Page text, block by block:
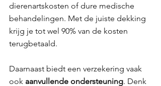
dierenartskosten of dure medische
behandelingen. Met de juiste dekking
krijg je tot wel 90% van de kosten
terugbetaald.
Daarnaast biedt een verzekering vaak
ook aanvullende ondersteuning. Denk